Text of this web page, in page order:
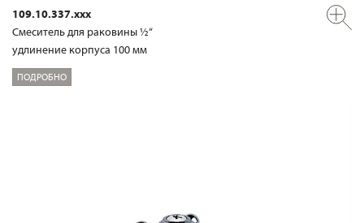
109.10.337.xxx
Смеситель для раковины ½“
удлинение корпуса 100 мм
ПОДРОБНО